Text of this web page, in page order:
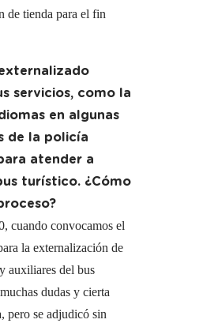
de tienda para el fin
servicios, como la
en algunas
de la policía
atender a
turístico. ¿Cómo
cuando convocamos el
la externalización de
auxiliares del bus
dudas y cierta
pero se adjudicó sin